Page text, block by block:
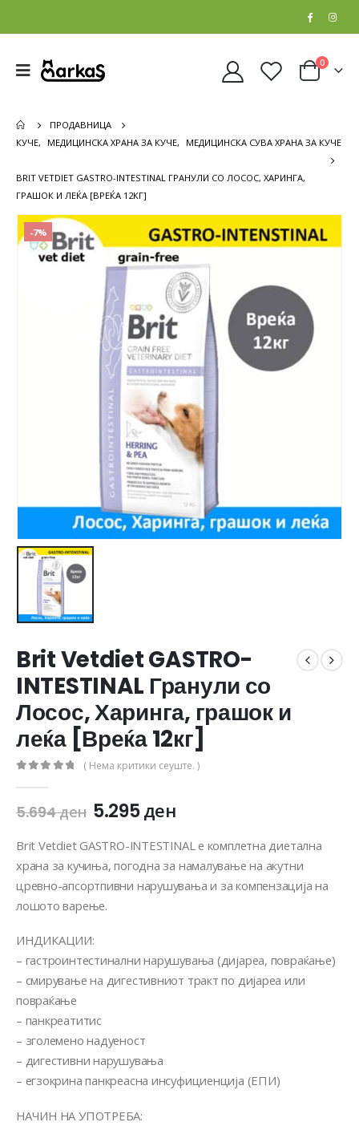
0
ПРОДАВНИЦА
КУЧЕ, МЕДИЦИНСКА ХРАНА ЗА КУЧЕ, МЕДИЦИНСКА СУВА ХРАНА ЗА КУЧЕ
BRIT VETDIET GASTRO-INTESTINAL ГРАНУЛИ СО ЛОСОС, ХАРИНГА,
ГРАШОК И ЛЕЌА [ВРЕЌА 12КГ]
-7%
Brit Vetdiet GASTRO-
INTESTINAL Гранули со
Лосос, Харинга, грашок и
леќа [Вреќа 12кг]
( Нема критики сеуште. )
5.694ден 5.295ден
Brit Vetdiet GASTRO-INTESTINAL е комплетна диетална
храна за кучиња, погодна за намалување на акутни
цревно-апсортпивни нарушувања и за компензација на
лошото варење.
ИНДИКАЦИИ:
– гастроинтестинални нарушувања (дијареа, повраќање)
– смирување на дигестивниот тракт по дијареа или
повраќање
– панкреатитис
– зголемено надуеност
– дигестивни нарушувања
– егзокрина панкреасна инсуфициенција (ЕПИ)
НАЧИН НА УПОТРЕБА: